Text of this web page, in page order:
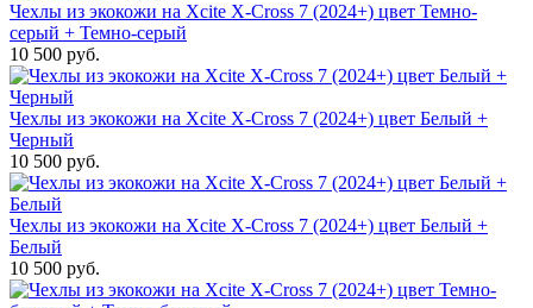
Чехлы из экокожи на Xcite X-Cross 7 (2024+) цвет Темно-
серый + Темно-серый
10 500 руб.
Чехлы из экокожи на Xcite X-Cross 7 (2024+) цвет Белый +
Черный
10 500 руб.
Чехлы из экокожи на Xcite X-Cross 7 (2024+) цвет Белый +
Белый
10 500 руб.